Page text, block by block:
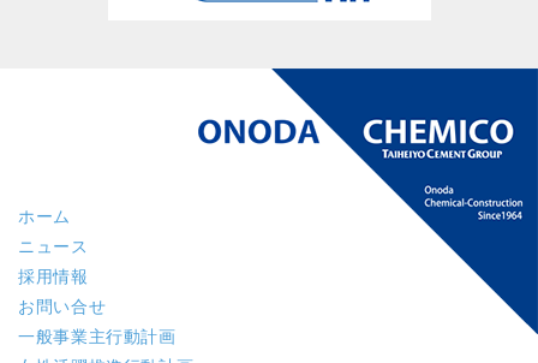
ホーム
ニュース
採用情報
お問い合せ
一般事業主行動計画